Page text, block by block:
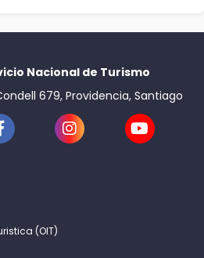
Nacional de Turismo
679, Providencia, Santiago
(OIT)